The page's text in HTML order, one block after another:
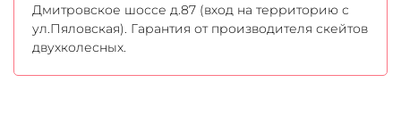
Дмитровское шоссе д.87 (вход на территорию с
ул.Пяловская). Гарантия от производителя скейтов
двухколесных.